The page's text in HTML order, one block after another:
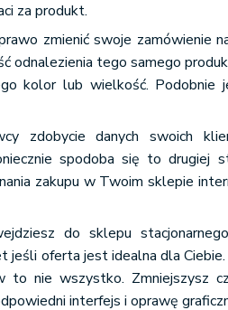
za produkt.
zmienić swoje zamówienie
odnalezienia tego samego
kolor lub wielkość. Podobnie
zdobycie danych swoich
spodoba się to drugiej
zakupu w Twoim sklepie
do sklepu
jeśli oferta jest idealna dla
to nie wszystko. Zmniejszysz
interfejs i oprawę